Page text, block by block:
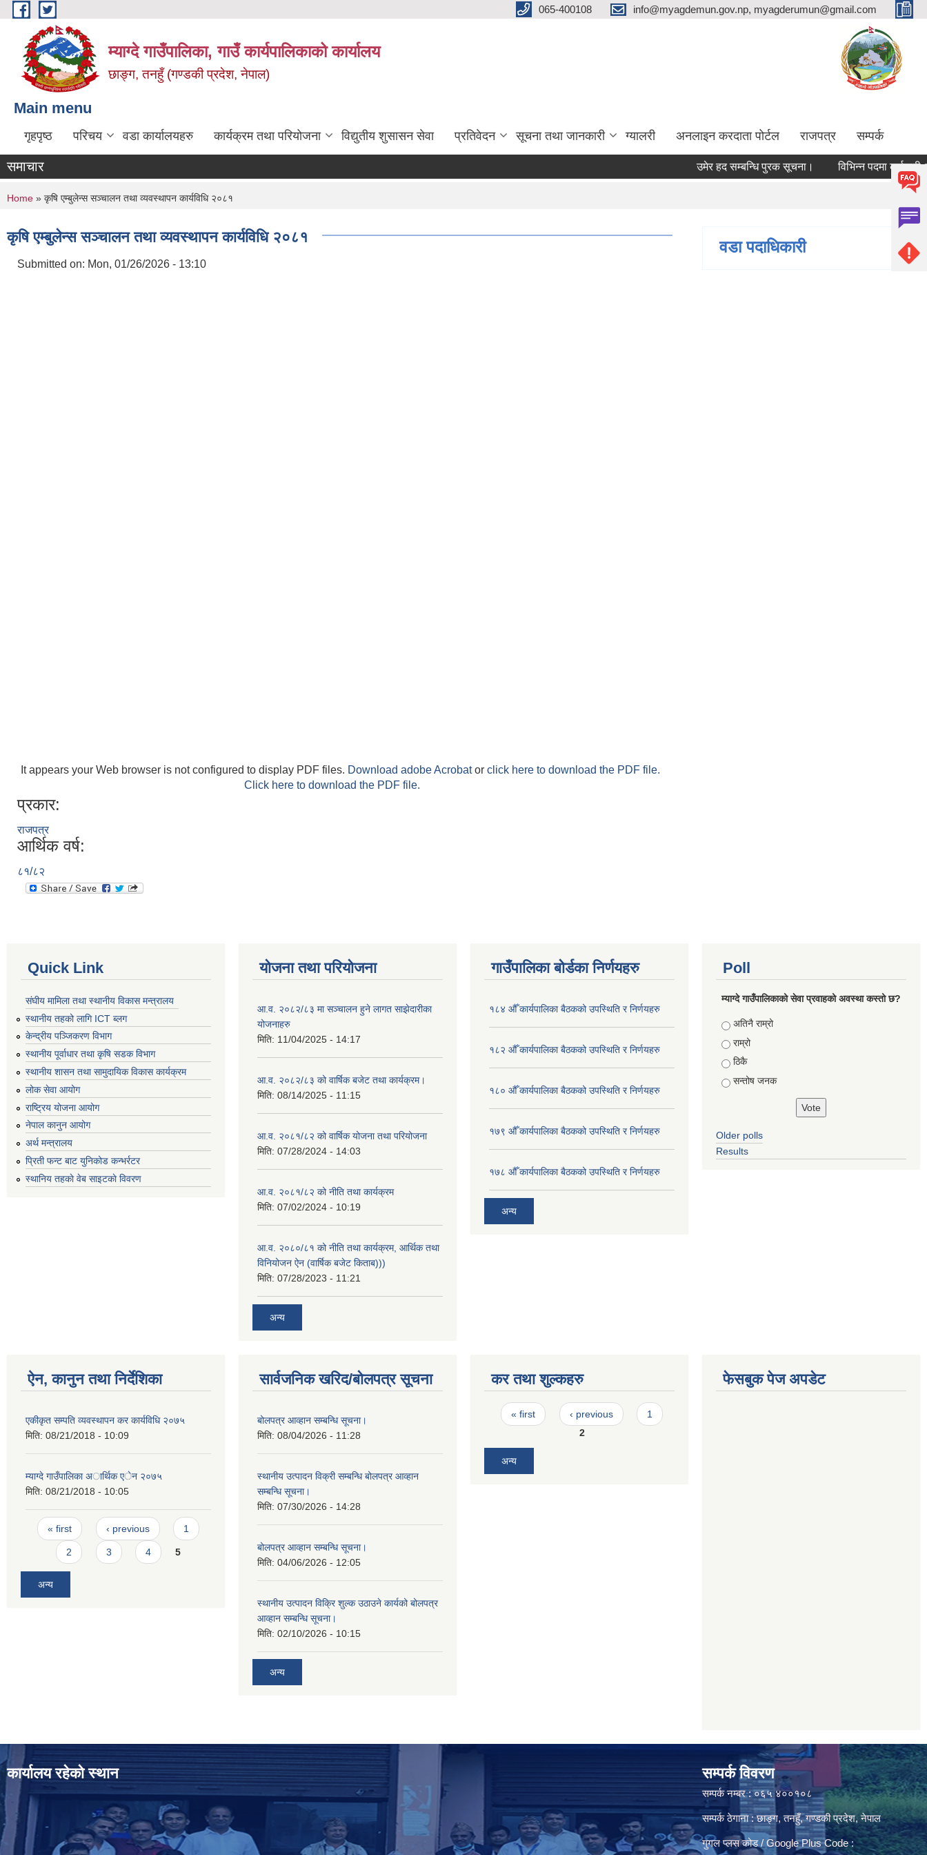
Skip to main content 065-400108 info@myagdemun.gov.np, myagderumun@gmail.com
म्याग्दे गाउँपालिका, गाउँ कार्यपालिकाको कार्यालय
छाङ्ग, तनहुँ (गण्डकी प्रदेश, नेपाल)
Main menu
गृहपृष्ठ परिचय वडा कार्यालयहरु कार्यक्रम तथा परियोजना विद्युतीय शुसासन सेवा प्रतिवेदन सूचना तथा जानकारी ग्यालरी अनलाइन करदाता पोर्टल राजपत्र सम्पर्क
समाचार उमेर हद सम्बन्धि पुरक सूचना। विभिन्न पदमा कर्मचारी
You are here
Home » कृषि एम्बुलेन्स सञ्चालन तथा व्यवस्थापन कार्यविधि २०८१
कृषि एम्बुलेन्स सञ्चालन तथा व्यवस्थापन कार्यविधि २०८१
Submitted on: Mon, 01/26/2026 - 13:10
It appears your Web browser is not configured to display PDF files. Download adobe Acrobator click here to download the PDF file.
Click here to download the PDF file.
प्रकार:
राजपत्र
आर्थिक वर्ष:
८१/८२
वडा पदाधिकारी
Quick Link
संघीय मामिला तथा स्थानीय विकास मन्त्रालय
स्थानीय तहको लागि ICT ब्लग
केन्द्रीय पञ्जिकरण विभाग
स्थानीय पूर्वाधार तथा कृषि सडक विभाग
स्थानीय शासन तथा सामुदायिक विकास कार्यक्रम
लोक सेवा आयोग
राष्ट्रिय योजना आयोग
नेपाल कानुन आयोग
अर्थ मन्त्रालय
प्रिती फन्ट बाट युनिकोड कन्भर्रटर
स्थानिय तहकाे वेब साइटकाे विवरण
योजना तथा परियोजना
आ.व. २०८२/८३ मा सञ्चालन हुने लागत साझेदारीका
योजनाहरु
मिति: 11/04/2025 - 14:17
आ.व. २०८२/८३ को वार्षिक बजेट तथा कार्यक्रम।
मिति: 08/14/2025 - 11:15
आ.व. २०८१/८२ को वार्षिक योजना तथा परियोजना
मिति: 07/28/2024 - 14:03
आ.व. २०८१/८२ को नीति तथा कार्यक्रम
मिति: 07/02/2024 - 10:19
आ.व. २०८०/८१ को नीति तथा कार्यक्रम, आर्थिक तथा
विनियोजन ऐन (वार्षिक बजेट किताब)))
मिति: 07/28/2023 - 11:21
अन्य
गाउँपालिका बोर्डका निर्णयहरु
१८४ औँ कार्यपालिका बैठकको उपस्थिति र निर्णयहरु
१८२ औँ कार्यपालिका बैठकको उपस्थिति र निर्णयहरु
१८० औँ कार्यपालिका बैठकको उपस्थिति र निर्णयहरु
१७९ औँ कार्यपालिका बैठकको उपस्थिति र निर्णयहरु
१७८ औँ कार्यपालिका बैठकको उपस्थिति र निर्णयहरु
अन्य
Poll
म्याग्दे गाउँपालिकाको सेवा प्रवाहको अवस्था कस्तो छ?
Choices
अतिनै राम्रो
राम्रो
ठिकै
सन्तोष जनक
Older polls
Results
ऐन, कानुन तथा निर्देशिका
एकीकृत सम्पति व्यवस्थापन कर कार्यविधि २०७५
मिति: 08/21/2018 - 10:09
म्याग्दे गाउँपालिका अार्थिक एेन २०७५
मिति: 08/21/2018 - 10:05
Pages
« first ‹ previous 1
2 3 4 5
अन्य
सार्वजनिक खरिद/बोलपत्र सूचना
बोलपत्र आव्हान सम्बन्धि सूचना।
मिति: 08/04/2026 - 11:28
स्थानीय उत्पादन विक्री सम्बन्धि बोलपत्र आव्हान
सम्बन्धि सूचना।
मिति: 07/30/2026 - 14:28
बोलपत्र आव्हान सम्बन्धि सूचना।
मिति: 04/06/2026 - 12:05
स्थानीय उत्पादन विक्रि शुल्क उठाउने कार्यको बोलपत्र
आव्हान सम्बन्धि सूचना।
मिति: 02/10/2026 - 10:15
अन्य
कर तथा शुल्कहरु
Pages
« first ‹ previous
1
2
अन्य
फेसबुक पेज अपडेट
कार्यालय रहेको स्थान सम्पर्क विवरण
सम्पर्क नम्बर : ०६५ ४००१०८
सम्पर्क ठेगाना : छाङ्ग, तनहुँ, गण्डकी प्रदेश, नेपाल
गुगल प्लस कोड / Google Plus Code :